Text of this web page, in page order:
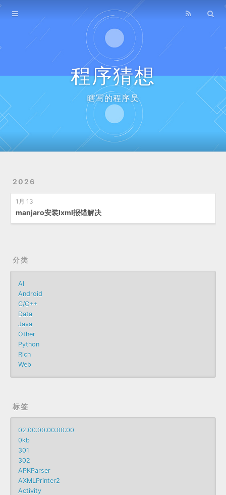
程序猜想
瞎写的程序员
2026
1月 13
manjaro安装lxml报错解决
分类
AI
Android
C/C++
Data
Java
Other
Python
Rich
Web
标签
02:00:00:00:00:00
0kb
301
302
APKParser
AXMLPrinter2
Activity
Home